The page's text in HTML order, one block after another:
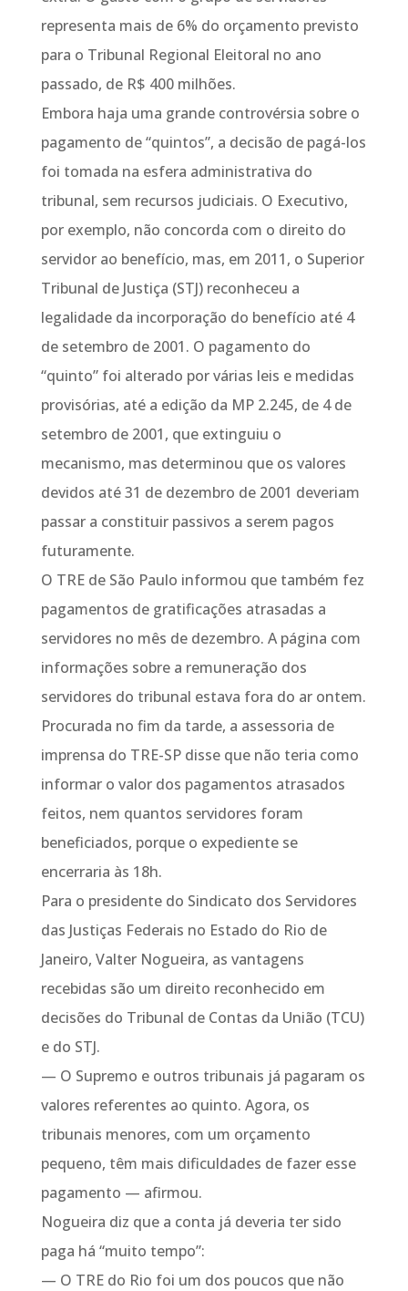
representa mais de 6% do orçamento previsto
para o Tribunal Regional Eleitoral no ano
passado, de R$ 400 milhões.
Embora haja uma grande controvérsia sobre o
pagamento de “quintos”, a decisão de pagá-los
foi tomada na esfera administrativa do
tribunal, sem recursos judiciais. O Executivo,
por exemplo, não concorda com o direito do
servidor ao benefício, mas, em 2011, o Superior
Tribunal de Justiça (STJ) reconheceu a
legalidade da incorporação do benefício até 4
de setembro de 2001. O pagamento do
“quinto” foi alterado por várias leis e medidas
provisórias, até a edição da MP 2.245, de 4 de
setembro de 2001, que extinguiu o
mecanismo, mas determinou que os valores
devidos até 31 de dezembro de 2001 deveriam
passar a constituir passivos a serem pagos
futuramente.
O TRE de São Paulo informou que também fez
pagamentos de gratificações atrasadas a
servidores no mês de dezembro. A página com
informações sobre a remuneração dos
servidores do tribunal estava fora do ar ontem.
Procurada no fim da tarde, a assessoria de
imprensa do TRE-SP disse que não teria como
informar o valor dos pagamentos atrasados
feitos, nem quantos servidores foram
beneficiados, porque o expediente se
encerraria às 18h.
Para o presidente do Sindicato dos Servidores
das Justiças Federais no Estado do Rio de
Janeiro, Valter Nogueira, as vantagens
recebidas são um direito reconhecido em
decisões do Tribunal de Contas da União (TCU)
e do STJ.
— O Supremo e outros tribunais já pagaram os
valores referentes ao quinto. Agora, os
tribunais menores, com um orçamento
pequeno, têm mais dificuldades de fazer esse
pagamento — afirmou.
Nogueira diz que a conta já deveria ter sido
paga há “muito tempo”:
— O TRE do Rio foi um dos poucos que não